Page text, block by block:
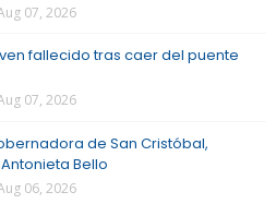
07, 2026
fallecido tras caer del puente
07, 2026
de San Cristóbal,
Bello
06, 2026